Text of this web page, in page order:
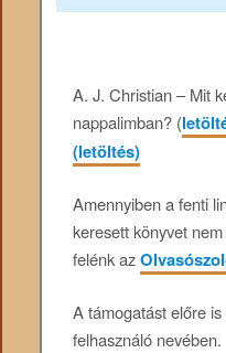
A. J. Christian – Mit
nappalimban? (
(letöltés)
Amennyiben a fenti
keresett könyvet
felénk az
A támogatást előre
felhasználó nevében.